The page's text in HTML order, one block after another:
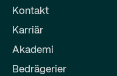
Kontakt
Karriär
Akademi
Bedrägerier